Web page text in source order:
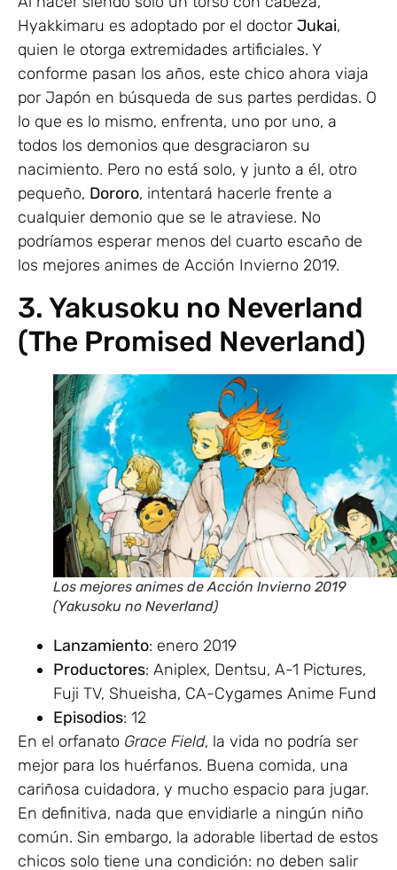
Hyakkimaru es adoptado por el doctor Jukai,
quien le otorga extremidades artificiales. Y
conforme pasan los años, este chico ahora viaja
por Japón en búsqueda de sus partes perdidas. O
lo que es lo mismo, enfrenta, uno por uno, a
todos los demonios que desgraciaron su
nacimiento. Pero no está solo, y junto a él, otro
pequeño, Dororo, intentará hacerle frente a
cualquier demonio que se le atraviese. No
podríamos esperar menos del cuarto escaño de
los mejores animes de Acción Invierno 2019.
3. Yakusoku no Neverland
(The Promised Neverland)
Los mejores animes de Acción Invierno 2019
(Yakusoku no Neverland)
Lanzamiento: enero 2019
Productores: Aniplex, Dentsu, A-1 Pictures,
Fuji TV, Shueisha, CA-Cygames Anime Fund
Episodios: 12
En el orfanato Grace Field, la vida no podría ser
mejor para los huérfanos. Buena comida, una
cariñosa cuidadora, y mucho espacio para jugar.
En definitiva, nada que envidiarle a ningún niño
común. Sin embargo, la adorable libertad de estos
chicos solo tiene una condición: no deben salir